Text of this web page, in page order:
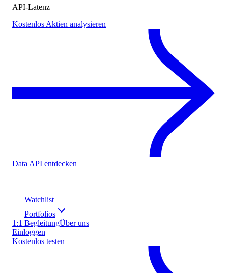
API-Latenz
Kostenlos Aktien analysieren
Data API entdecken
Watchlist
Portfolios
1:1 BegleitungÜber uns
Einloggen
Kostenlos testen